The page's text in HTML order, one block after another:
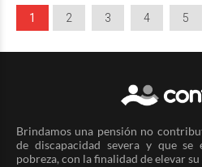
1 2 3 4 5
Brindamos una pensión no
de discapacidad severa y que se
pobreza, con la finalidad de elevar